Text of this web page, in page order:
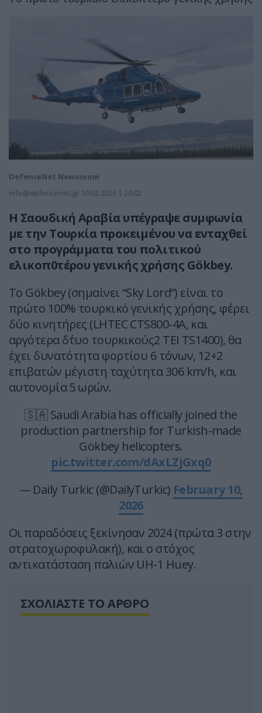
DefenceNet Newsroom
info@defencenet.gr 10.02.2026 | 20:02
Η Σαουδική Αραβία υπέγραψε συμφωνία
με την Τουρκία προκειμένου να ενταχθεί
στο προγράμματα του πολιτικού
ελικοπ0τέρου γενικής χρήσης Gökbey.
Το Gökbey (σημαίνει “Sky Lord”) είναι το
πρώτο 100% τουρκικό γενικής χρήσης, φέρει
δύο κινητήρες (LHTEC CTS800-4A, και
αργότερα δ΄τυο τουρκικούς2 TEI TS1400), θα
έχει δυνατότητα φορτίου 6 τόνων, 12+2
επιβατών μέγιστη ταχύτητα 306 km/h, και
αυτονομία 5 ωρών.
🇸🇦 Saudi Arabia has officially joined the
production partnership for Turkish-made
Gökbey helicopters.
pic.twitter.com/dAxLZjGxq0
— Daily Turkic (@DailyTurkic) February 10,
2026
Οι παραδόσεις ξεκίνησαν 2024 (πρώτα 3 στην
στρατοχωροφυλακή), και ο στόχος
αντικατάσταση παλιών UH-1 Huey.
ΣΧΟΛΙΑΣΤΕ ΤΟ ΑΡΘΡΟ